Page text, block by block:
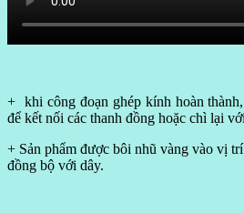
+ khi công đoạn ghép kính hoàn
để kết nối các thanh đồng hoặc chì lại
+ Sản phẩm được bôi nhũ vàng vào vị
đồng bộ với dây.